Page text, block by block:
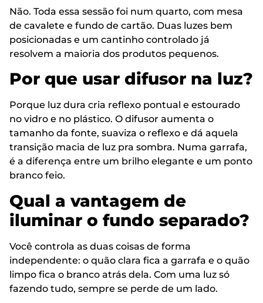
Não. Toda essa sessão foi num quarto, com mesa
de cavalete e fundo de cartão. Duas luzes bem
posicionadas e um cantinho controlado já
resolvem a maioria dos produtos pequenos.
Por que usar difusor na luz?
Porque luz dura cria reflexo pontual e estourado
no vidro e no plástico. O difusor aumenta o
tamanho da fonte, suaviza o reflexo e dá aquela
transição macia de luz pra sombra. Numa garrafa,
é a diferença entre um brilho elegante e um ponto
branco feio.
Qual a vantagem de
iluminar o fundo separado?
Você controla as duas coisas de forma
independente: o quão clara fica a garrafa e o quão
limpo fica o branco atrás dela. Com uma luz só
fazendo tudo, sempre se perde de um lado.